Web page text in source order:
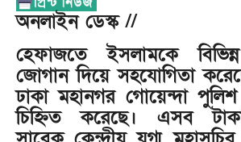
অনলাইন ডেস্ক //
হেফাজতে ইসলামকে
জোগান দিয়ে সহযোগিতা
ঢাকা মহানগর গোয়েন্দা
চিহ্নিত করেছে। এসব